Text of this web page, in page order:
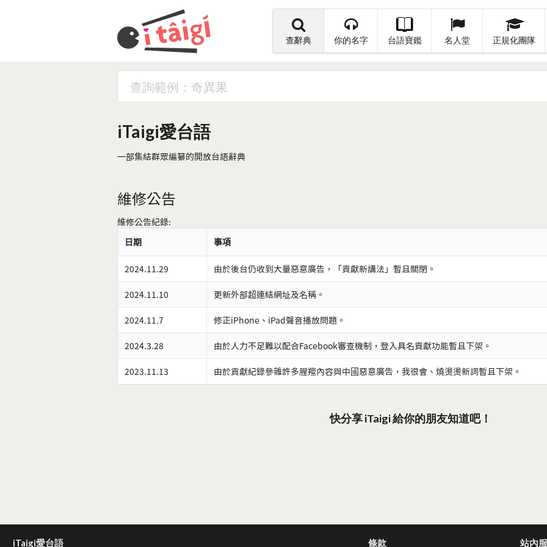
查辭典 你的名字 台語寶鑑 名人堂 正規化團隊
iTaigi愛台語
一部集結群眾編纂的開放台語辭典
維修公告
維修公告紀錄:
日期
事項
2024.11.29 由於後台仍收到大量惡意廣告，「貢獻新講法」暫且關閉。
2024.11.10 更新外部超連結網址及名稱。
2024.11.7 修正iPhone、iPad聲音播放問題。
2024.3.28 由於人力不足難以配合Facebook審查機制，登入具名貢獻功能暫且下架。
2023.11.13 由於貢獻紀錄參雜許多腥羶內容與中國惡意廣告，我很會、燒燙燙新詞暫且下架。
快分享 iTaigi 給你的朋友知道吧！
iTaigi愛台語 條款 站內